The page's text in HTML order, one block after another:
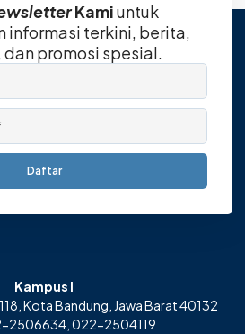
Kamiuntuk
informasi terkini, berita,
dan promosi spesial.
Daftar
Kampus I
Kota Bandung, Jawa Barat 40132
2506634, 022-2504119